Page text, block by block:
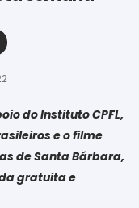
do Instituto CPFL,
e o filme
de Santa Bárbara,
gratuita e